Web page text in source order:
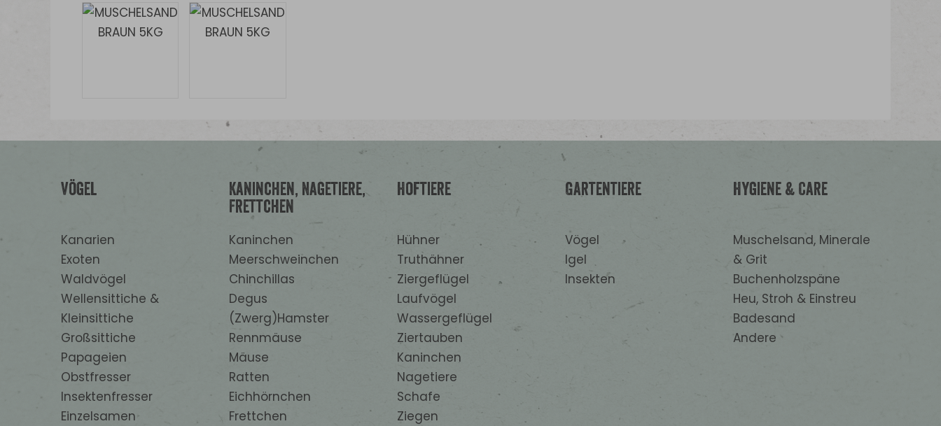
Vögel
Kanarien
Exoten
Waldvögel
Wellensittiche &
Kleinsittiche
Großsittiche
Papageien
Obstfresser
Insektenfresser
Einzelsamen
Kaninchen, Nagetiere,
Frettchen
Kaninchen
Meerschweinchen
Chinchillas
Degus
(Zwerg)Hamster
Rennmäuse
Mäuse
Ratten
Eichhörnchen
Frettchen
Hoftiere
Hühner
Truthähner
Ziergeflügel
Laufvögel
Wassergeflügel
Ziertauben
Kaninchen
Nagetiere
Schafe
Ziegen
Gartentiere
Vögel
Igel
Insekten
Hygiene & Care
Muschelsand, Minerale
& Grit
Buchenholzspäne
Heu, Stroh & Einstreu
Badesand
Andere